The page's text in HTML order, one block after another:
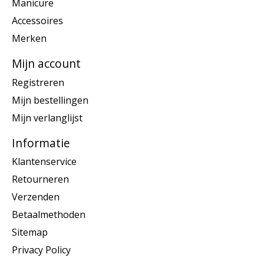
Manicure
Accessoires
Merken
Mijn account
Registreren
Mijn bestellingen
Mijn verlanglijst
Informatie
Klantenservice
Retourneren
Verzenden
Betaalmethoden
Sitemap
Privacy Policy